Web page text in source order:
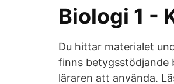
Biologi 1 -
Du hittar materialet
finns betygsstödjande
läraren att använda.